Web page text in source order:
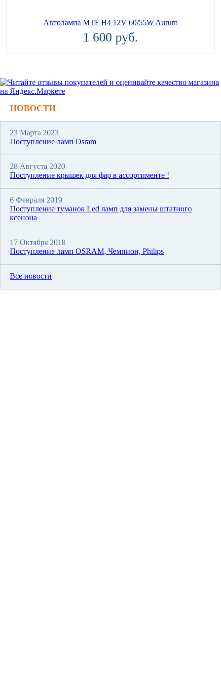
Автолампа MTF H4 12V 60/55W Aurum
1 600 руб.
НОВОСТИ
23 Марта 2023
Поступление ламп Osram
28 Августа 2020
Поступление крышек для фар в ассортименте !
6 Февраля 2019
Поступление туманок Led ламп для замены штатного
ксенона
17 Октября 2018
Поступление ламп OSRAM, Чемпион, Philips
Все новости